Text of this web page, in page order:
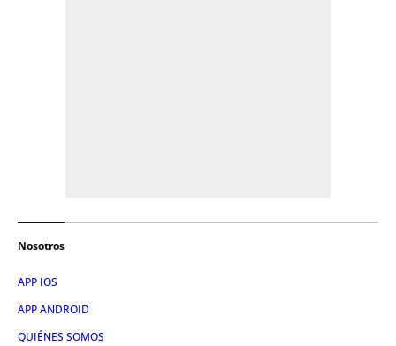
Nosotros
APP IOS
APP ANDROID
QUIÉNES SOMOS